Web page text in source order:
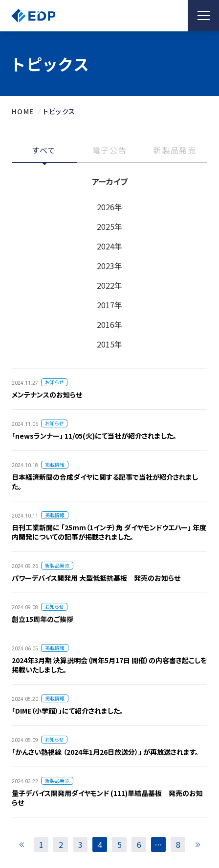
トピックス
HOME トピックス
すべて 電子公告 新製品発売
アーカイブ
2026年
2025年
2024年
2023年
2022年
2017年
2016年
2015年
2024.11.27 お知らせ
メンテナンスのお知らせ
2024.11.06 お知らせ
「newsランナー」 11/05(火)にて当社が紹介されました。
2024.10.18 掲載情報
日本経済新聞の合成ダイヤに関する記事で当社が紹介されまし
た。
2024.10.11 掲載情報
日刊工業新聞に 「25mm（1インチ）角 ダイヤモンドウエハー」 年度
内開発についての記事が掲載されました。
2024.09.26 新製品発売
パワーデバイス開発用 大型低抵抗基板 発売のお知らせ
2024.09.08 お知らせ
創立15周年のご挨拶
2024.06.05 掲載情報
2024年3月期 決算説明会（同年5月17日 開催）の内容書き起こしを
掲載いたしました。
2024.05.20 掲載情報
「DIME（小学館）」にて紹介されました。
2024.05.09 お知らせ
「かんさい熱視線 （2024年1月26日放送分）」 が再放送されます。
2024.03.22 新製品発売
量子デバイス開発用ダイヤモンド (111)単結晶基板 発売のお知
らせ
1 2 3 4 5 6 … 8